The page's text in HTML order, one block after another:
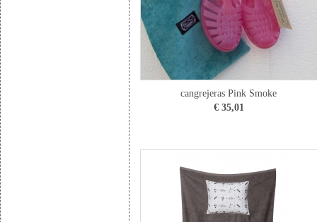
cangrejeras Pink Smoke
€ 35,01